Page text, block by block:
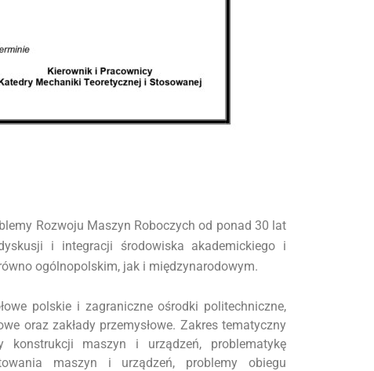
Rozwoju Maszyn Roboczych od ponad 30 lat
i integracji środowiska akademickiego i
ogólnopolskim, jak i międzynarodowym.
polskie i zagraniczne ośrodki politechniczne,
oraz zakłady przemysłowe. Zakres tematyczny
konstrukcji maszyn i urządzeń, problematykę
maszyn i urządzeń, problemy obiegu